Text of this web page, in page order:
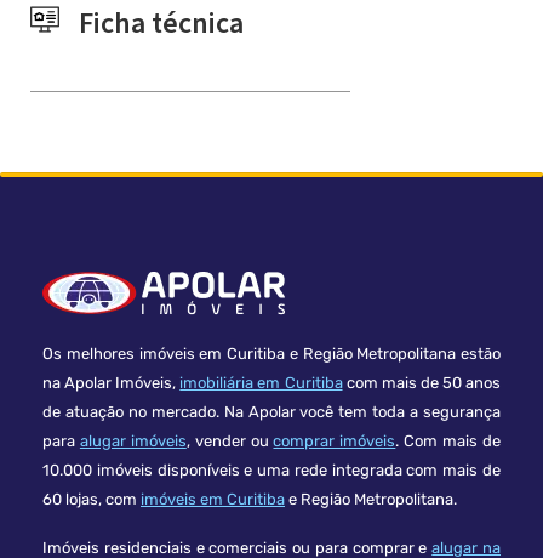
Ficha técnica
Os melhores imóveis em Curitiba e Região Metropolitana estão
na Apolar Imóveis, imobiliária em Curitibacom mais de 50 anos
de atuação no mercado. Na Apolar você tem toda a segurança
para alugar imóveis, vender oucomprar imóveis. Com mais de
10.000 imóveis disponíveis e uma rede integrada com mais de
60 lojas, com imóveis em Curitiba e Região Metropolitana.
Imóveis residenciais e comerciais ou para comprar ealugar na